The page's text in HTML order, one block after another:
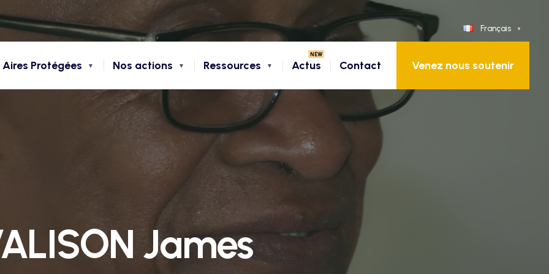
Français
Aires Protégées Nos actions Ressources Actus Contact Venez nous soutenir
James